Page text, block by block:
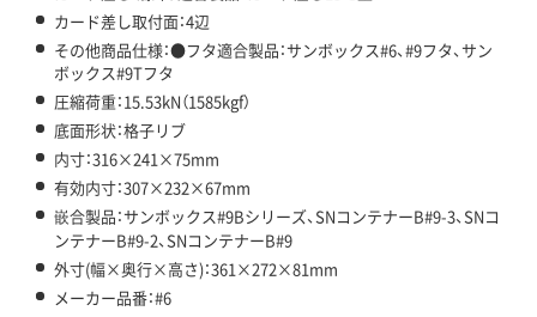
カード差し取付面：4辺
その他商品仕様：●フタ適合製品：サンボックス#6、#9フタ、サン
ボックス#9Tフタ
圧縮荷重：15.53kN（1585kgf）
底面形状：格子リブ
内寸：316×241×75mm
有効内寸：307×232×67mm
嵌合製品：サンボックス#9Bシリーズ、SNコンテナーB#9-3、SNコ
ンテナーB#9-2、SNコンテナーB#9
外寸(幅×奥行×高さ)：361×272×81mm
メーカー品番：#6